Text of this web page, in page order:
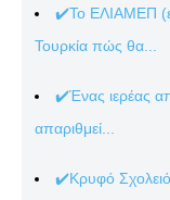
✔️Το ΕΛΙΑΜΕΠ
Τουρκία πώς θα...
✔️Ένας ιερέας
απαριθμεί...
✔️Κρυφό